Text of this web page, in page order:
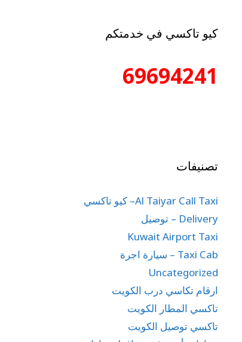
كيو تاكسي في خدمتكم
69694241
تصنيفات
Al Taiyar Call Taxi– كيو تاكسي
Delivery – توصيل
Kuwait Airport Taxi
Taxi Cab – سيارة اجرة
Uncategorized
ارقام تكاسي درب الكويت
تاكسي المطار الكويت
تاكسي توصيل الكويت